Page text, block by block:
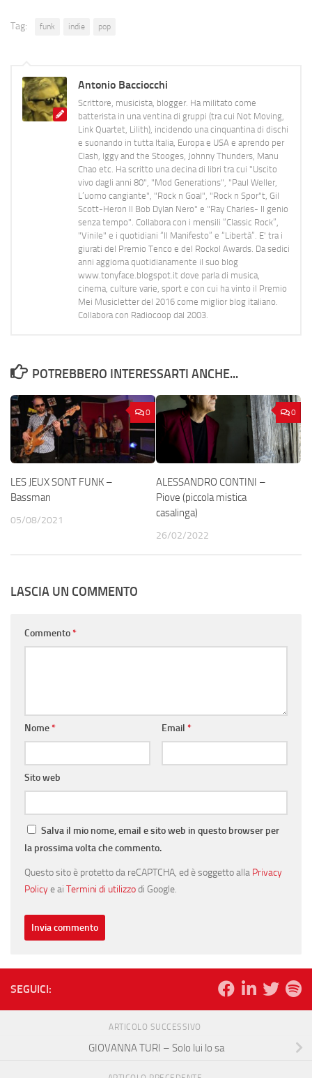
Tag: funk indie pop
Antonio Bacciocchi
Scrittore, musicista, blogger. Ha militato come
batterista in una ventina di gruppi (tra cui Not Moving,
Link Quartet, Lilith), incidendo una cinquantina di dischi
e suonando in tutta Italia, Europa e USA e aprendo per
Clash, Iggy and the Stooges, Johnny Thunders, Manu
Chao etc. Ha scritto una decina di libri tra cui "Uscito
vivo dagli anni 80", "Mod Generations", "Paul Weller,
L’uomo cangiante", "Rock n Goal", "Rock n Spor"t, Gil
Scott-Heron Il Bob Dylan Nero" e "Ray Charles- Il genio
senza tempo". Collabora con i mensili “Classic Rock”,
"Vinile" e i quotidiani “Il Manifesto” e “Libertà”. E' tra i
giurati del Premio Tenco e del Rockol Awards. Da sedici
anni aggiorna quotidianamente il suo blog
www.tonyface.blogspot.it dove parla di musica,
cinema, culture varie, sport e con cui ha vinto il Premio
Mei Musicletter del 2016 come miglior blog italiano.
Collabora con Radiocoop dal 2003.
POTREBBERO INTERESSARTI ANCHE...
0
LES JEUX SONT FUNK –
Bassman
05/08/2021
0
ALESSANDRO CONTINI –
Piove (piccola mistica
casalinga)
26/02/2022
LASCIA UN COMMENTO
Commento*
Nome* Email *
Sito web
Salva il mio nome, email e sito web in questo browser per
la prossima volta che commento.
Questo sito è protetto da reCAPTCHA, ed è soggetto alla Privacy
Policye ai Termini di utilizzodi Google.
SEGUICI:
ARTICOLO SUCCESSIVO
GIOVANNA TURI – Solo lui lo sa